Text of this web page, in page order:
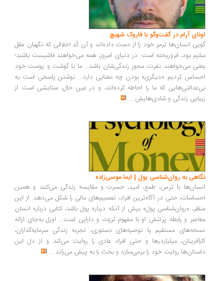
آرام در گفت‌وگو با فاروک شهیچ‭
انسان‌ها ترمزِ خود را از دست داده‌اند و آن کُدِ اخلاقی که نگهبان عقل
بود، فروریخته است. در دنیای امروز، همه می‌خواهند فاشیست باشند؛
می‌خواهند نفرت، محورِ زندگی‌شان باشد... ما با گوشت و پوست خود
کردیم «دیگری» بودن چه معنایی دارد... نوشتن پاسخی است به
که ما را احاطه کرده‌اند، و در عین حال، ستایشی است از
زندگی و شادی‌هایش...
به روان‌شناسی پول | ایما موسی‌زاده
با ترس، طمع، امید، حسرت و مقایسه زندگی می‌کنند و همین
حتی در آگاه‌ترین افراد، تصمیم‌های مالی را شکل می‌دهد. از این
«روان‌شناسی پول» بیش از آنکه درباره پول باشد، کتابی درباره انسان
و رابطه پرتنش او با مفهوم ثروت و دارایی است... اوزل به‌جای ارائه
مستقیم یا توصیه‌های دستوری، تجربه زندگی سرمایه‌گذاران،
میلیاردرها و حتی افراد عادی را روایت می‌کند و از دل این
روایت خود را برمی‌سازد و بحث را به پیش می‌راند ...